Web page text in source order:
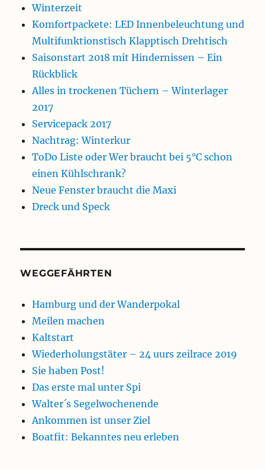
Winterzeit
Komfortpackete: LED Innenbeleuchtung und
Multifunktionstisch Klapptisch Drehtisch
Saisonstart 2018 mit Hindernissen – Ein
Rückblick
Alles in trockenen Tüchern – Winterlager
2017
Servicepack 2017
Nachtrag: Winterkur
ToDo Liste oder Wer braucht bei 5°C schon
einen Kühlschrank?
Neue Fenster braucht die Maxi
Dreck und Speck
WEGGEFÄHRTEN
Hamburg und der Wanderpokal
Meilen machen
Kaltstart
Wiederholungstäter – 24 uurs zeilrace 2019
Sie haben Post!
Das erste mal unter Spi
Walter´s Segelwochenende
Ankommen ist unser Ziel
Boatfit: Bekanntes neu erleben